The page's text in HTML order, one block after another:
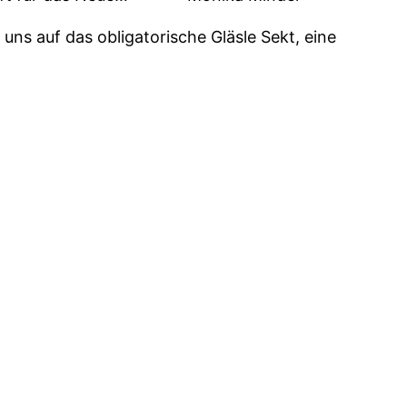
auf das obligatorische Gläsle Sekt, eine